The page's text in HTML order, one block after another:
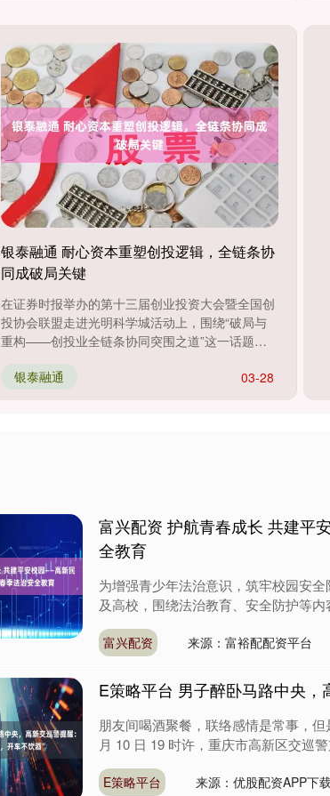
银泰融通 耐心资本重塑创投逻辑，全链条协
同成破局关键
在证券时报举办的第十三届创业投资大会暨全国创
投协会联盟走进光明科学城活动上，围绕“破局与
重构——创投业全链条协同突围之道”这一话题，
03-28
银泰融通
富兴配资 护航青春成长 共建
全教育
为增强青少年法治意识，筑牢校园安
及高校，围绕法治教育、安全防护等
富兴配资 来源：富裕配配资平台
E策略平台 男子醉卧马路中央，
朋友间喝酒聚餐，联络感情是常事，
月 10 日 19 时许，重庆市高新区交巡
E策略平台 来源：优股配资APP下载